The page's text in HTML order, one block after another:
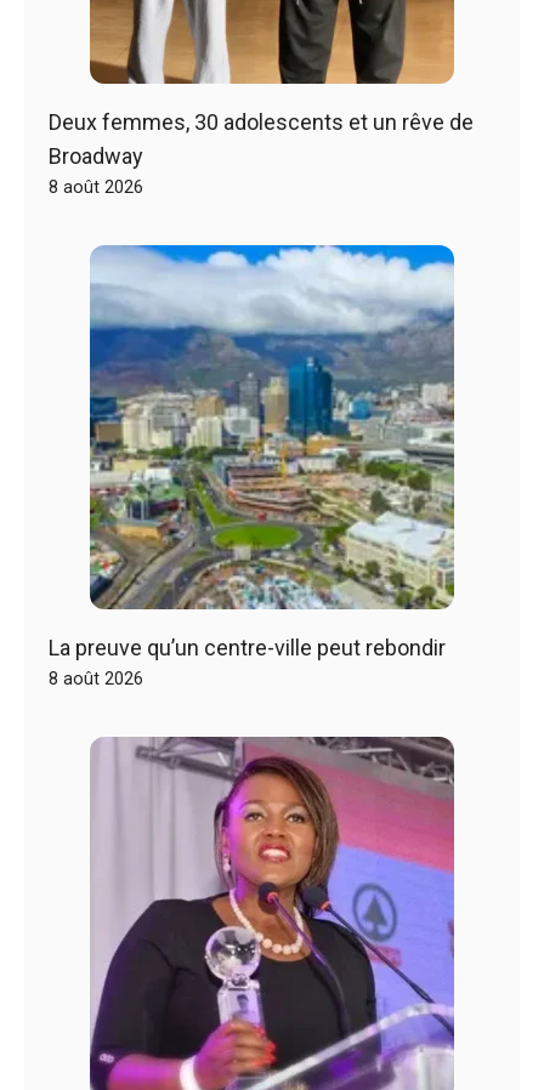
Deux femmes, 30 adolescents et un rêve de
Broadway
8 août 2026
La preuve qu’un centre-ville peut rebondir
8 août 2026